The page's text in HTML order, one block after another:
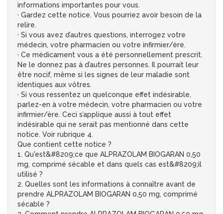
informations importantes pour vous.
· Gardez cette notice. Vous pourriez avoir besoin de la
relire.
· Si vous avez d’autres questions, interrogez votre
médecin, votre pharmacien ou votre infirmier/ère.
· Ce médicament vous a été personnellement prescrit.
Ne le donnez pas à d’autres personnes. Il pourrait leur
être nocif, même si les signes de leur maladie sont
identiques aux vôtres.
· Si vous ressentez un quelconque effet indésirable,
parlez-en à votre médecin, votre pharmacien ou votre
infirmier/ère. Ceci s’applique aussi à tout effet
indésirable qui ne serait pas mentionné dans cette
notice. Voir rubrique 4.
Que contient cette notice ?
1. Qu'est&#8209;ce que ALPRAZOLAM BIOGARAN 0,50
mg, comprimé sécable et dans quels cas est&#8209;il
utilisé ?
2. Quelles sont les informations à connaître avant de
prendre ALPRAZOLAM BIOGARAN 0,50 mg, comprimé
sécable ?